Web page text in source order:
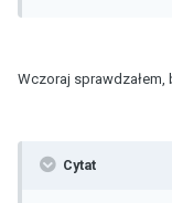
Wczoraj sprawdzałem,
Cytat